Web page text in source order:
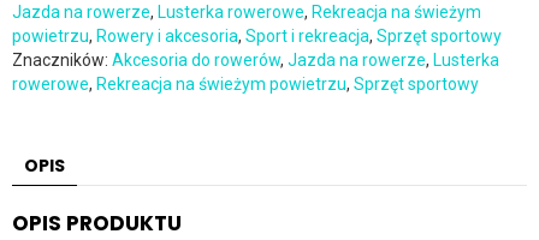
Jazda na rowerze, Lusterka rowerowe, Rekreacja na świeżym
powietrzu, Rowery i akcesoria, Sport i rekreacja, Sprzęt sportowy
Znaczników: Akcesoria do rowerów, Jazda na rowerze, Lusterka
rowerowe, Rekreacja na świeżym powietrzu, Sprzęt sportowy
OPIS
OPIS PRODUKTU